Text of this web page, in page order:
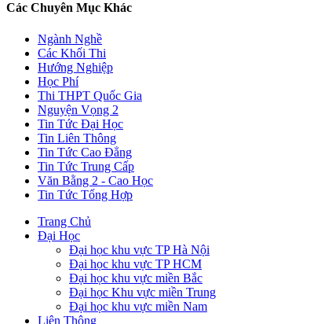
Các Chuyên Mục Khác
Ngành Nghề
Các Khối Thi
Hướng Nghiệp
Học Phí
Thi THPT Quốc Gia
Nguyện Vọng 2
Tin Tức Đại Học
Tin Liên Thông
Tin Tức Cao Đẳng
Tin Tức Trung Cấp
Văn Bằng 2 - Cao Học
Tin Tức Tổng Hợp
Trang Chủ
Đại Học
Đại học khu vực TP Hà Nội
Đại học khu vực TP HCM
Đại học khu vực miền Bắc
Đại học Khu vực miền Trung
Đại học khu vực miền Nam
Liên Thông